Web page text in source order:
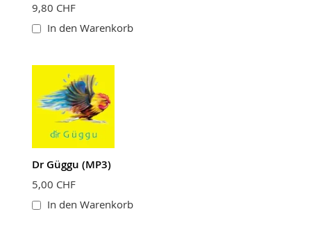
9,80 CHF
In den Warenkorb
Dr Güggu (MP3)
5,00 CHF
In den Warenkorb